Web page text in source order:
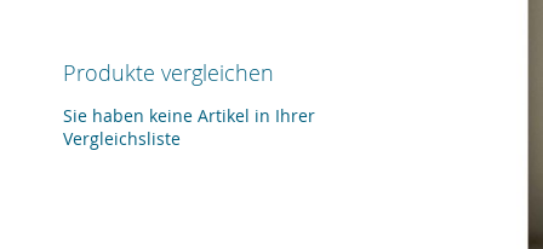
Produkte vergleichen
Sie haben keine Artikel in Ihrer
Vergleichsliste